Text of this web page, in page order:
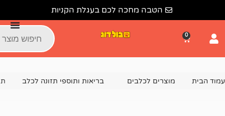
הטבה מחכה לכם בעגלת הקניות
לכלבים בריאות ותוספי תזונה לכלב תוסף תזונה וויצים קונדישניג